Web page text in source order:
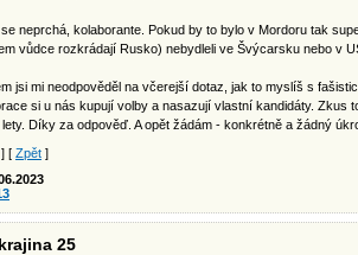
neprchá, kolaborante. Pokud by to bylo v Mordoru tak
vůdce rozkrádají Rusko) nebydleli ve Švýcarsku nebo v
jsi mi neodpověděl na včerejší dotaz, jak to myslíš s
si u nás kupují volby a nasazují vlastní kandidáty. Zkus
Díky za odpověď. A opět žádám - konkrétně a žádný
] [ Zpět ]
25